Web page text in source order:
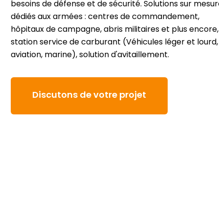
besoins de défense et de sécurité. Solutions sur
dédiés aux armées : centres de commandement,
hôpitaux de campagne, abris militaires et plus encore,
station service de carburant (Véhicules léger et lourd,
aviation, marine), solution d'avitaillement.
Discutons de votre projet